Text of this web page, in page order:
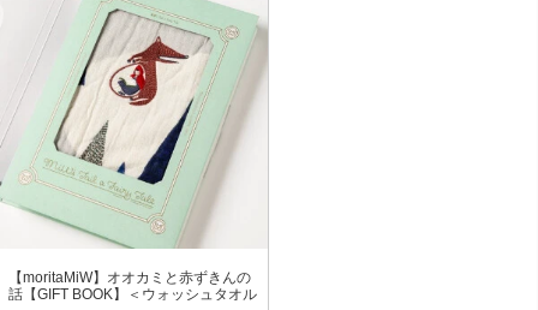
【moritaMiW】オオカミと赤ずきんの
話【GIFT BOOK】＜ウォッシュタオル